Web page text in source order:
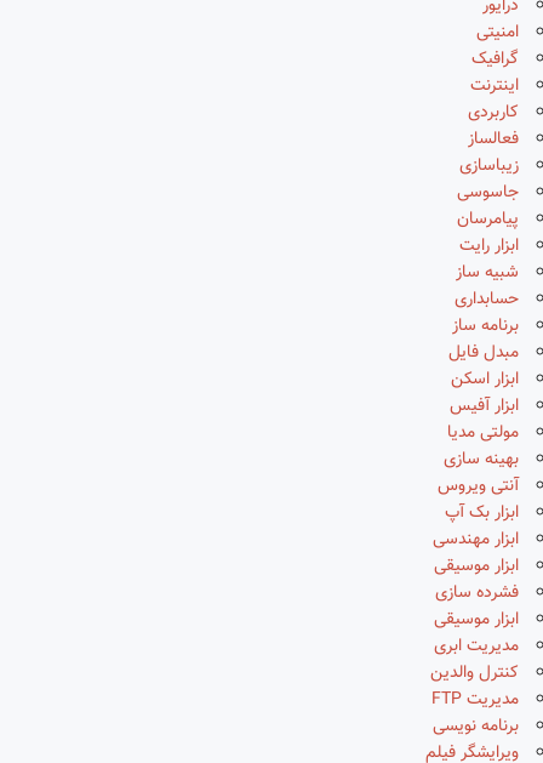
درایور
امنیتی
گرافیک
اینترنت
کاربردی
فعالساز
زیباسازی
جاسوسی
پیامرسان
ابزار رایت
شبیه ساز
حسابداری
برنامه ساز
مبدل فایل
ابزار اسکن
ابزار آفیس
مولتی مدیا
بهینه سازی
آنتی ویروس
ابزار بک آپ
ابزار مهندسی
ابزار موسیقی
فشرده سازی
ابزار موسیقی
مدیریت ابری
کنترل والدین
مدیریت FTP
برنامه نویسی
ویرایشگر فیلم